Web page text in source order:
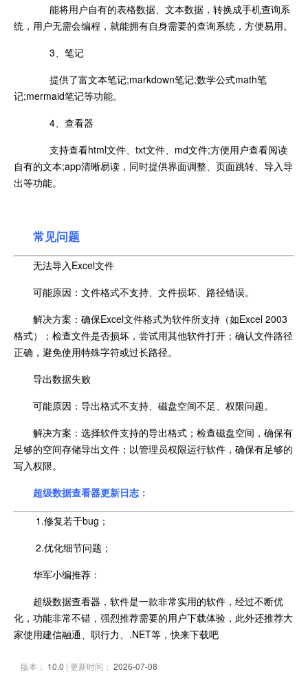
能将用户自有的表格数据、文本数据，转换成手机查询系
统，用户无需会编程，就能拥有自身需要的查询系统，方便易用。
3、笔记
提供了富文本笔记;markdown笔记;数学公式math笔
记;mermaid笔记等功能。
4、查看器
支持查看html文件、txt文件、md文件;方便用户查看阅读
自有的文本;app清晰易读，同时提供界面调整、页面跳转、导入导
出等功能。
常见问题
无法导入Excel文件
可能原因：文件格式不支持、文件损坏、路径错误。
解决方案：确保Excel文件格式为软件所支持（如Excel 2003
格式）；检查文件是否损坏，尝试用其他软件打开；确认文件路径
正确，避免使用特殊字符或过长路径。
导出数据失败
可能原因：导出格式不支持、磁盘空间不足、权限问题。
解决方案：选择软件支持的导出格式；检查磁盘空间，确保有
足够的空间存储导出文件；以管理员权限运行软件，确保有足够的
写入权限。
超级数据查看器更新日志：
1.修复若干bug；
2.优化细节问题；
华军小编推荐：
超级数据查看器，软件是一款非常实用的软件，经过不断优
化，功能非常不错，强烈推荐需要的用户下载体验，此外还推荐大
家使用建信融通、职行力、.NET等，快来下载吧
版本： 10.0 | 更新时间： 2026-07-08